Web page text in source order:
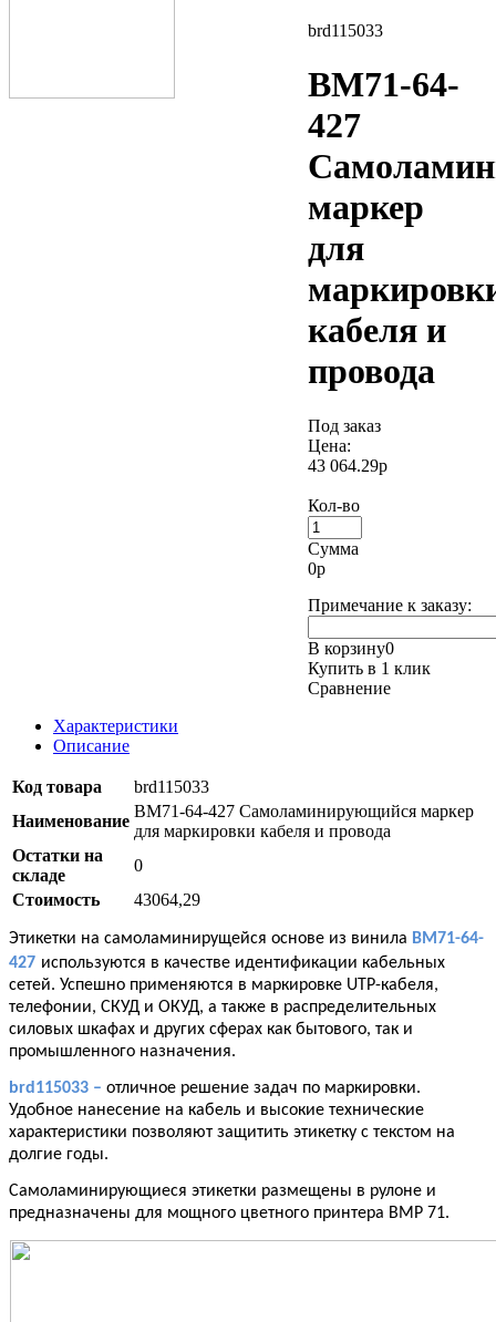
brd115033
BM71-64-
427
маркер
для
кабеля и
провода
Под заказ
Цена:
43 064.29р
Кол-во
Сумма
0р
Примечание к заказу:
В корзину0
Купить в 1 клик
Сравнение
Характеристики
Описание
Код товара
brd115033
Наименование
BM71-64-427 Самоламинирующийся маркер
для маркировки кабеля и провода
Остатки на
складе
0
Стоимость
43064,29
Этикетки на самоламинирущейся основе из винила BM71-64-
427 используются в качестве идентификации кабельных
сетей. Успешно применяются в маркировке UTP-кабеля,
телефонии, СКУД и ОКУД, а также в распределительных
силовых шкафах и других сферах как бытового, так и
промышленного назначения.
brd115033 – отличное решение задач по маркировки.
Удобное нанесение на кабель и высокие технические
характеристики позволяют защитить этикетку с текстом на
долгие годы.
Самоламинирующиеся этикетки размещены в рулоне и
предназначены для мощного цветного принтера BMP 71.